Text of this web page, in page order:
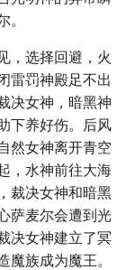
，选择回避，火
雷罚神殿足不出
决女神，暗黑神
下养好伤。后风
然女神离开青空
，水神前往大海
裁决女神和暗黑
萨麦尔会遭到光
决女神建立了冥
族成为魔王。